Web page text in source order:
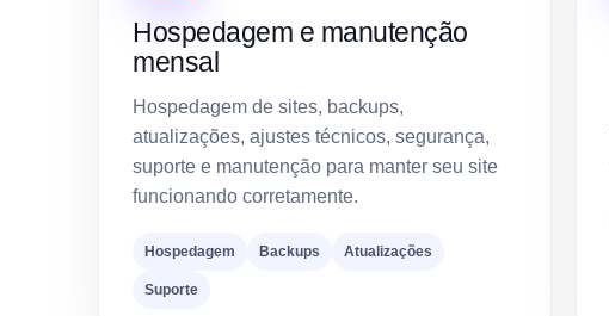
Hospedagem e manutenção
mensal
Hospedagem de sites, backups,
atualizações, ajustes técnicos, segurança,
suporte e manutenção para manter seu site
funcionando corretamente.
Hospedagem Backups Atualizações
Suporte